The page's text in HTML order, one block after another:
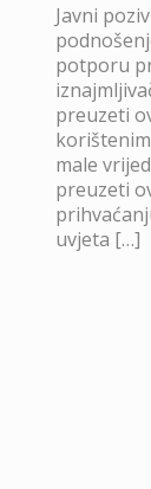
Javni
potporu
preuzeti
male
preuzeti
uvjeta […]